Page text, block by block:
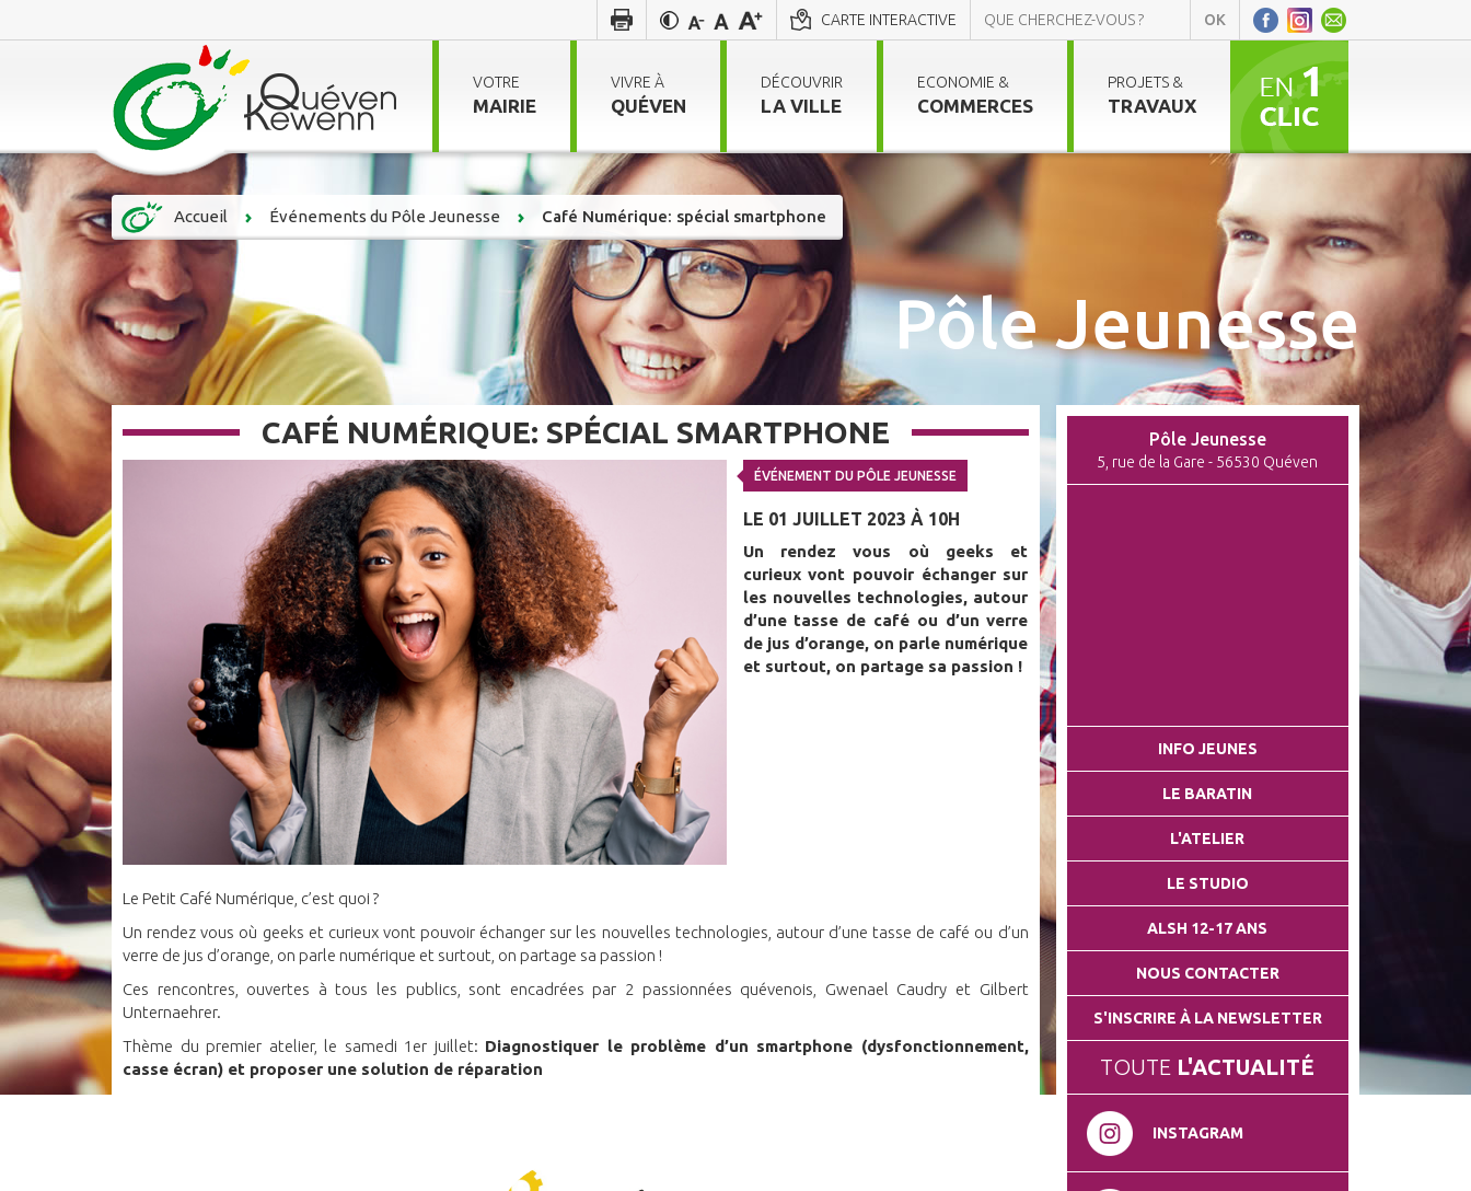
CARTE INTERACTIVE
VOTRE
MAIRIE
VIVRE À
QUÉVEN
DÉCOUVRIR
LA VILLE
ECONOMIE &
COMMERCES
PROJETS &
TRAVAUX
Accueil Événements du Pôle Jeunesse Café Numérique: spécial smartphone
Pôle Jeunesse
CAFÉ NUMÉRIQUE: SPÉCIAL SMARTPHONE
ÉVÉNEMENT DU PÔLE JEUNESSE
LE 01 JUILLET 2023 À 10H
Un rendez vous où geeks et
curieux vont pouvoir échanger sur
les nouvelles technologies, autour
d’une tasse de café ou d’un verre
de jus d’orange, on parle numérique
et surtout, on partage sa passion !
Le Petit Café Numérique, c’est quoi ?
Un rendez vous où geeks et curieux vont pouvoir échanger sur les nouvelles technologies, autour d’une tasse de café ou d’un
verre de jus d’orange, on parle numérique et surtout, on partage sa passion !
Ces rencontres, ouvertes à tous les publics, sont encadrées par 2 passionnées quévenois, Gwenael Caudry et Gilbert
Unternaehrer.
Thème du premier atelier, le samedi 1er juillet: Diagnostiquer le problème d’un smartphone (dysfonctionnement,
casse écran) et proposer une solution de réparation
Pôle Jeunesse
5, rue de la Gare - 56530 Quéven
INFO JEUNES
LE BARATIN
L'ATELIER
LE STUDIO
ALSH 12-17 ANS
NOUS CONTACTER
S'INSCRIRE À LA NEWSLETTER
TOUTE L'ACTUALITÉ
INSTAGRAM